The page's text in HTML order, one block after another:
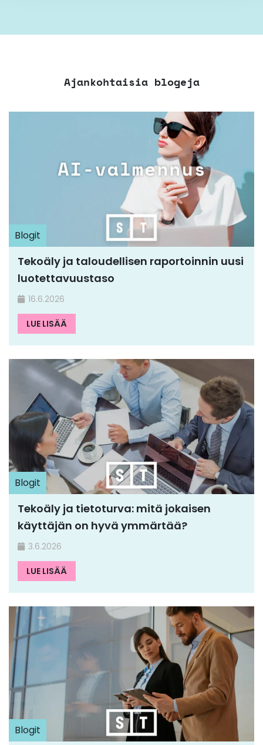
Ajankohtaisia blogeja
Blogit
Tekoäly ja taloudellisen raportoinnin uusi
luotettavuustaso
16.6.2026
LUE LISÄÄ
Blogit
Tekoäly ja tietoturva: mitä jokaisen
käyttäjän on hyvä ymmärtää?
3.6.2026
LUE LISÄÄ
Blogit